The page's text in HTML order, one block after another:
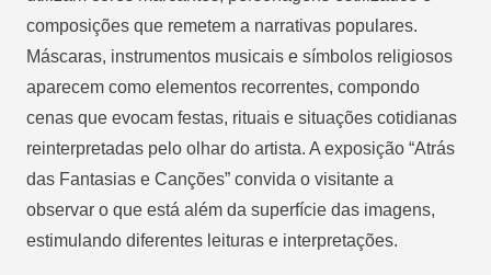
composições que remetem a narrativas populares.
Máscaras, instrumentos musicais e símbolos religiosos
aparecem como elementos recorrentes, compondo
cenas que evocam festas, rituais e situações cotidianas
reinterpretadas pelo olhar do artista. A exposição “Atrás
das Fantasias e Canções” convida o visitante a
observar o que está além da superfície das imagens,
estimulando diferentes leituras e interpretações.